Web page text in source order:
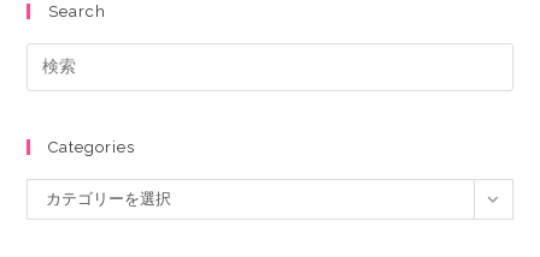
Search
Categories
カテゴリーを選択